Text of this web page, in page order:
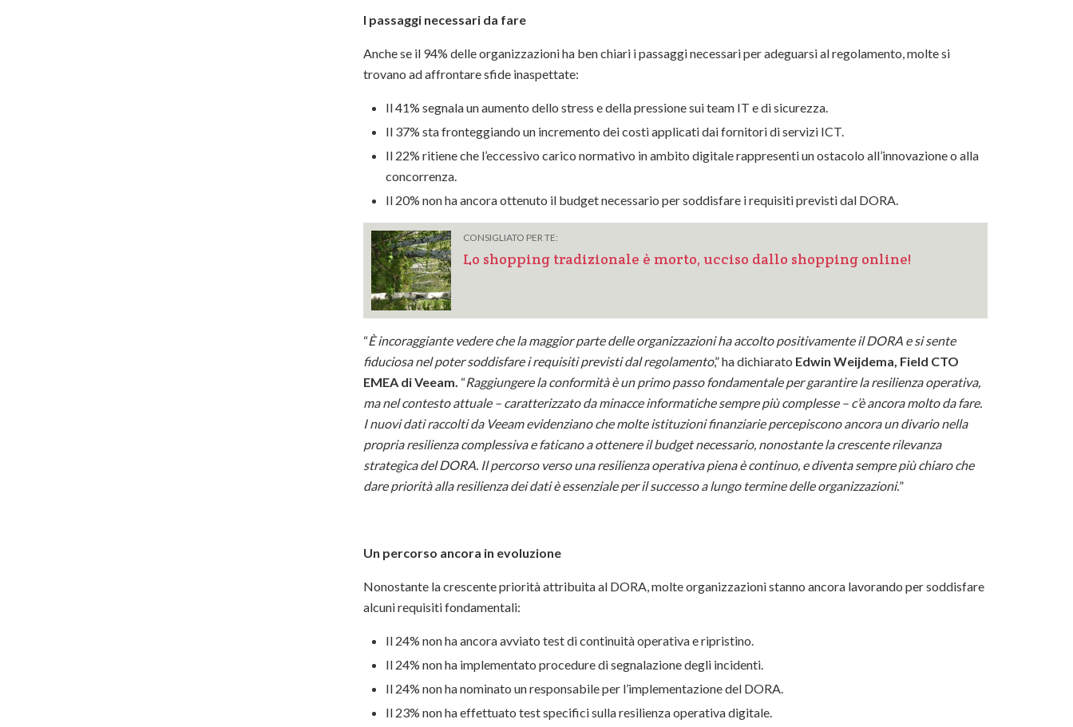
I passaggi necessari da fare
Anche se il 94% delle organizzazioni ha ben chiari i passaggi necessari per adeguarsi al regolamento, molte si
trovano ad affrontare sfide inaspettate:
Il 41% segnala un aumento dello stress e della pressione sui team IT e di sicurezza.
Il 37% sta fronteggiando un incremento dei costi applicati dai fornitori di servizi ICT.
Il 22% ritiene che l’eccessivo carico normativo in ambito digitale rappresenti un ostacolo all’innovazione o alla
concorrenza.
Il 20% non ha ancora ottenuto il budget necessario per soddisfare i requisiti previsti dal DORA.
CONSIGLIATO PER TE:
Lo shopping tradizionale è morto, ucciso dallo shopping online!
“È incoraggiante vedere che la maggior parte delle organizzazioni ha accolto positivamente il DORA e si sente
fiduciosa nel poter soddisfare i requisiti previsti dal regolamento,” ha dichiarato Edwin Weijdema, Field CTO
EMEA di Veeam. “Raggiungere la conformità è un primo passo fondamentale per garantire la resilienza operativa,
ma nel contesto attuale – caratterizzato da minacce informatiche sempre più complesse – c’è ancora molto da fare.
I nuovi dati raccolti da Veeam evidenziano che molte istituzioni finanziarie percepiscono ancora un divario nella
propria resilienza complessiva e faticano a ottenere il budget necessario, nonostante la crescente rilevanza
strategica del DORA. Il percorso verso una resilienza operativa piena è continuo, e diventa sempre più chiaro che
dare priorità alla resilienza dei dati è essenziale per il successo a lungo termine delle organizzazioni.”
Un percorso ancora in evoluzione
Nonostante la crescente priorità attribuita al DORA, molte organizzazioni stanno ancora lavorando per soddisfare
alcuni requisiti fondamentali:
Il 24% non ha ancora avviato test di continuità operativa e ripristino.
Il 24% non ha implementato procedure di segnalazione degli incidenti.
Il 24% non ha nominato un responsabile per l’implementazione del DORA.
Il 23% non ha effettuato test specifici sulla resilienza operativa digitale.